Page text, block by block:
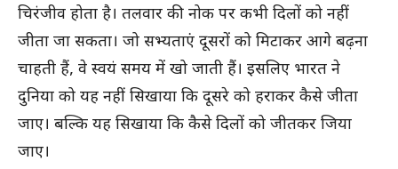
चिरंजीव होता है। तलवार की नोक पर कभी दिलों को नहीं
जीता जा सकता। जो सभ्यताएं दूसरों को मिटाकर आगे बढ़ना
चाहती हैं, वे स्वयं समय में खो जाती हैं। इसलिए भारत ने
दुनिया को यह नहीं सिखाया कि दूसरे को हराकर कैसे जीता
जाए। बल्कि यह सिखाया कि कैसे दिलों को जीतकर जिया
जाए।